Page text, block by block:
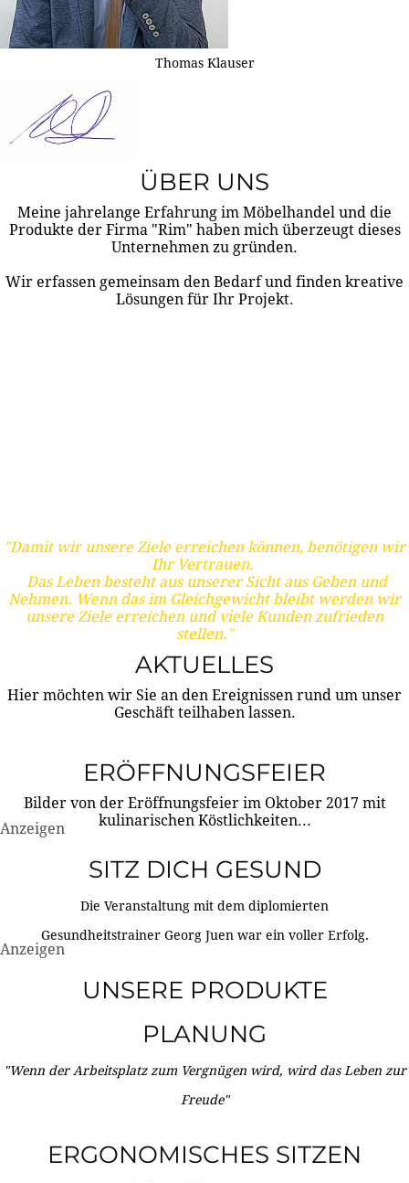
Thomas Klauser
ÜBER UNS
Meine jahrelange Erfahrung im Möbelhandel und die
Produkte der Firma "Rim" haben mich überzeugt dieses
Unternehmen zu gründen.
Wir erfassen gemeinsam den Bedarf und finden kreative
Lösungen für Ihr Projekt.
"Damit wir unsere Ziele erreichen können, benötigen wir
Ihr Vertrauen.
Das Leben besteht aus unserer Sicht aus Geben und
Nehmen. Wenn das im Gleichgewicht bleibt werden wir
unsere Ziele erreichen und viele Kunden zufrieden
stellen."
AKTUELLES
Hier möchten wir Sie an den Ereignissen rund um unser
Geschäft teilhaben lassen.
ERÖFFNUNGSFEIER
Bilder von der Eröffnungsfeier im Oktober 2017 mit
kulinarischen Köstlichkeiten...
Anzeigen
SITZ DICH GESUND
Die Veranstaltung mit dem diplomierten
Gesundheitstrainer Georg Juen war ein voller Erfolg.
Anzeigen
UNSERE PRODUKTE
PLANUNG
"Wenn der Arbeitsplatz zum Vergnügen wird, wird das Leben zur
Freude"
ERGONOMISCHES SITZEN